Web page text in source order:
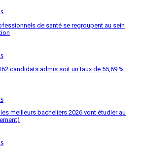
de santé se regroupent au sein
candidats admis soit un taux de 55,69 %
meilleurs bacheliers 2026 vont étudier au